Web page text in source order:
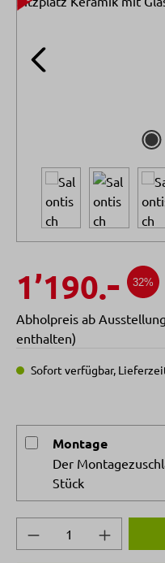
1’190.- 32%
Abholpreis ab
enthalten)
Sofort verfügbar,
Montage
Der
Stück
Produkt Anzahl: